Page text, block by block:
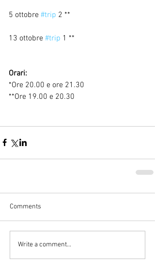
5 ottobre #trip 2 **
13 ottobre #trip 1 **
Orari:
*Ore 20.00 e ore 21.30
**Ore 19.00 e 20.30
Comments
Write a comment...